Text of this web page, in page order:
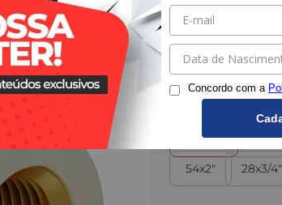
Luva de
SKU:500001 Marca:
15x1/2"
22x1/
54x2"
28x3/4"
Concordo com a